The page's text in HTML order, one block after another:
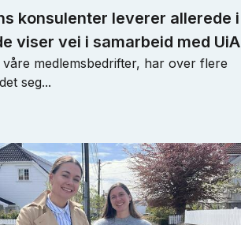
konsulenter leverer allerede i
viser vei i samarbeid med UiA
våre medlemsbedrifter, har over flere
seg...